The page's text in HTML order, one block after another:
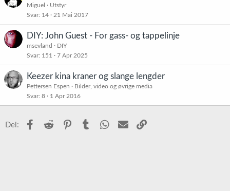
Miguel
Utstyr
Svar 14 21 Mai 2017
DIY: John Guest - For gass- og tappelinje
msevland
DIY
Svar 151 7 Apr 2025
Keezer kina kraner og slange lengder
Pettersen Espen
Bilder, video og øvrige media
Svar 8 1 Apr 2016
Del: Facebook
Reddit PinterestTumblr WhatsApp
E-post